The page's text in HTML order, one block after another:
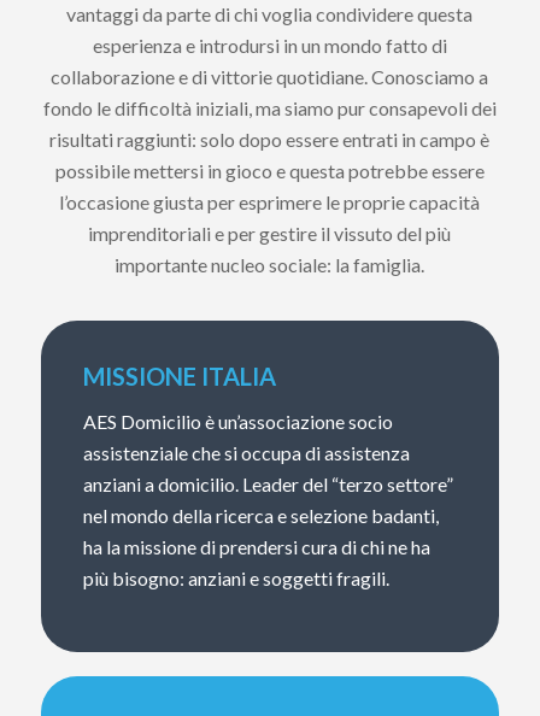
vantaggi da parte di chi voglia condividere questa
esperienza e introdursi in un mondo fatto di
collaborazione e di vittorie quotidiane. Conosciamo a
fondo le difficoltà iniziali, ma siamo pur consapevoli dei
risultati raggiunti: solo dopo essere entrati in campo è
possibile mettersi in gioco e questa potrebbe essere
l’occasione giusta per esprimere le proprie capacità
imprenditoriali e per gestire il vissuto del più
importante nucleo sociale: la famiglia.
MISSIONE ITALIA
AES Domicilio è un’associazione socio
assistenziale che si occupa di assistenza
anziani a domicilio. Leader del “terzo settore”
nel mondo della ricerca e selezione badanti,
ha la missione di prendersi cura di chi ne ha
più bisogno: anziani e soggetti fragili.